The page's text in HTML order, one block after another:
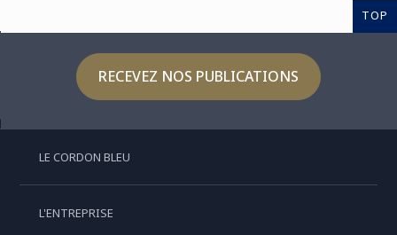
TOP
RECEVEZ NOS PUBLICATIONS
LE CORDON BLEU
L'ENTREPRISE